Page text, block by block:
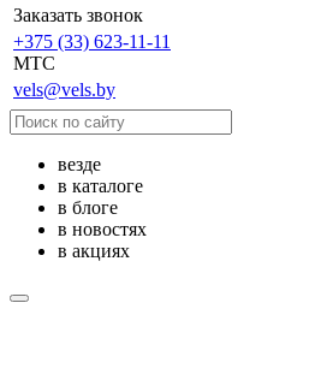
Заказать звонок
+375 (33) 623-11-11
MTC
vels@vels.by
везде
в каталоге
в блоге
в новостях
в акциях